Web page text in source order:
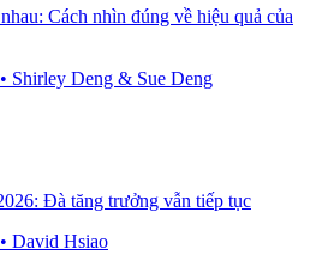
Cách nhìn đúng về hiệu quả của
Shirley Deng & Sue Deng
Đà tăng trưởng vẫn tiếp tục
David Hsiao